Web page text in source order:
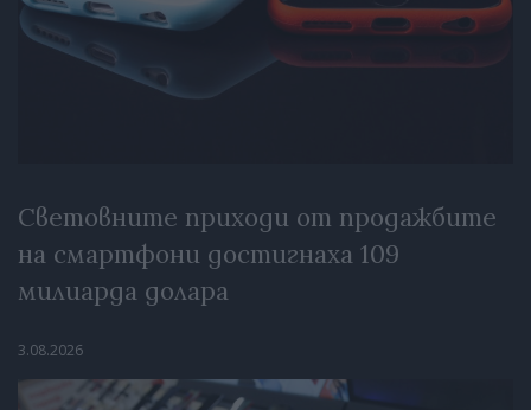
Световните приходи от продажбите
на смартфони достигнаха 109
милиарда долара
3.08.2026